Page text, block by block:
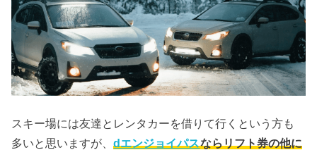
スキー場には友達とレンタカーを借りて行くという方も
多いと思いますが、dエンジョイパスならリフト券の他に